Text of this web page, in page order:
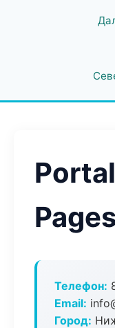
Pages
Телефон:
Email:
Город: